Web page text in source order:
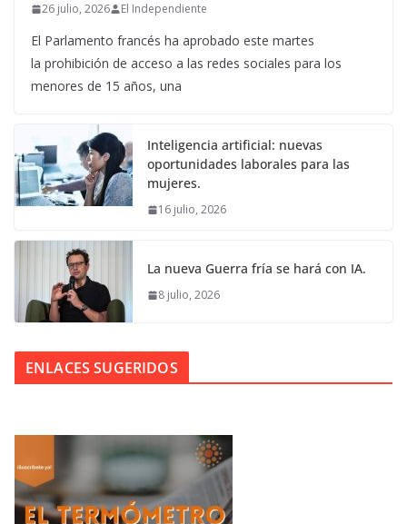
26 julio, 2026 El Independiente
El Parlamento francés ha aprobado este martes
la prohibición de acceso a las redes sociales para los
menores de 15 años, una
Inteligencia artificial: nuevas
oportunidades laborales para las
mujeres.
16 julio, 2026
La nueva Guerra fría se hará con IA.
8 julio, 2026
ENLACES SUGERIDOS